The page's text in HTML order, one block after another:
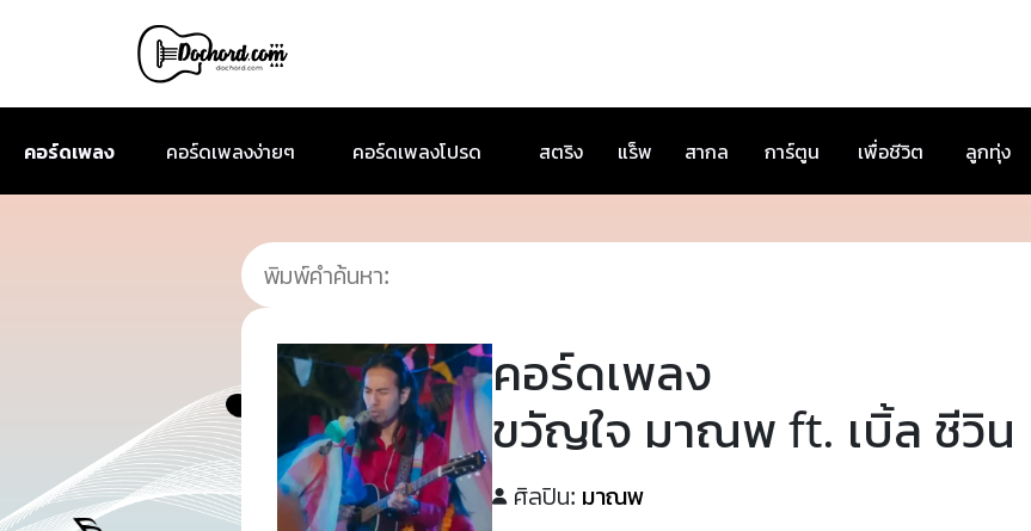
คอร์ดเพลง คอร์ดเพลงง่ายๆ คอร์ดเพลงโปรด สตริง แร็พ สากล การ์ตูน เพื่อชีวิต ลูกทุ่ง
คอร์ดเพลง
ขวัญใจ มาณพ ft. เบิ้ล ชีวิน
ศิลปิน: มาณพ